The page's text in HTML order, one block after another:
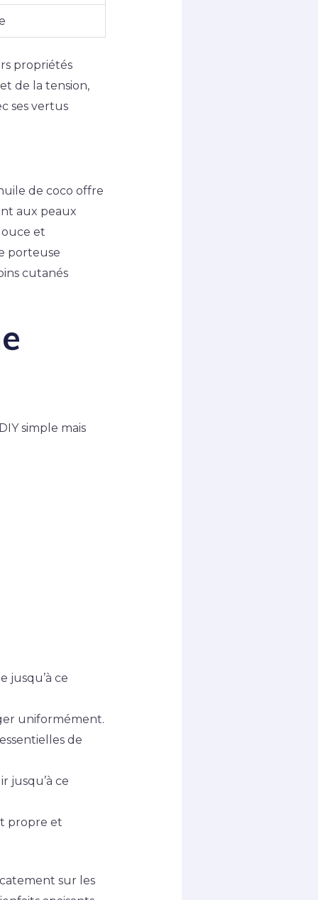
propriétés
de la tension,
ses vertus
de coco offre
aux peaux
et
porteuse
cutanés
simple mais
jusqu’à ce
uniformément.
de
jusqu’à ce
propre et
sur les